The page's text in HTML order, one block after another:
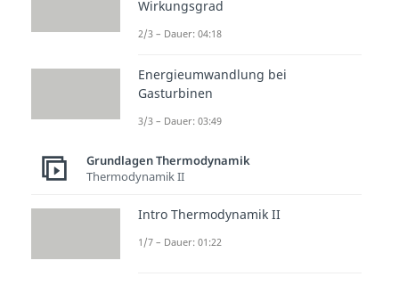
Wirkungsgrad
2/3 – Dauer: 04:18
Energieumwandlung bei
Gasturbinen
3/3 – Dauer: 03:49
Grundlagen Thermodynamik
Thermodynamik II
Intro Thermodynamik II
1/7 – Dauer: 01:22